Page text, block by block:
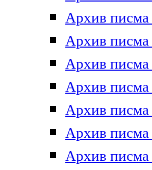
Архив писма
Архив писма
Архив писма
Архив писма
Архив писма
Архив писма
Архив писма